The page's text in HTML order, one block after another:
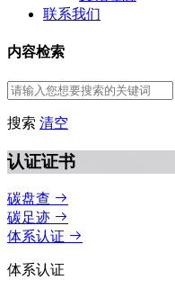
联系我们
内容检索
搜索 清空
认证证书
碳盘查
碳足迹
体系认证
体系认证